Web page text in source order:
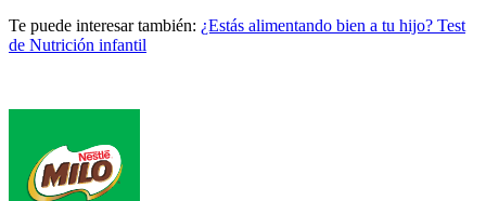
Te puede interesar también: ¿Estás alimentando bien a tu hijo? Test
de Nutrición infantil
Footer